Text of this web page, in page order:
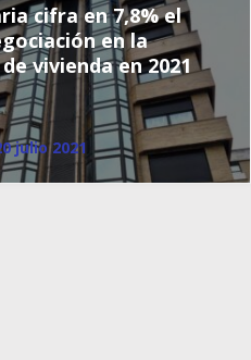
cifra en 7,8% el
en la
vivienda en 2021
julio 2021